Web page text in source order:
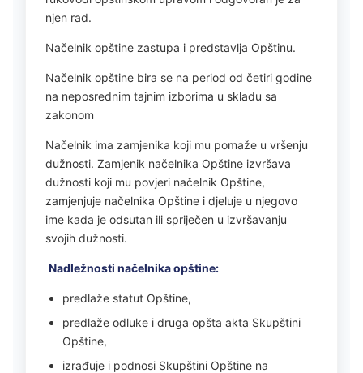
njen rad.
Načelnik opštine zastupa i predstavlja Opštinu.
Načelnik opštine bira se na period od četiri godine
na neposrednim tajnim izborima u skladu sa
zakonom
Načelnik ima zamjenika koji mu pomaže u vršenju
dužnosti. Zamjenik načelnika Opštine izvršava
dužnosti koji mu povjeri načelnik Opštine,
zamjenjuje načelnika Opštine i djeluje u njegovo
ime kada je odsutan ili spriječen u izvršavanju
svojih dužnosti.
Nadležnosti načelnika opštine:
predlaže statut Opštine,
predlaže odluke i druga opšta akta Skupštini
Opštine,
izrađuje i podnosi Skupštini Opštine na